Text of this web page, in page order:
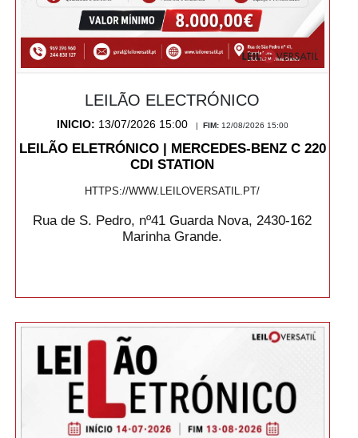
LEILÃO ELECTRÓNICO
INICIO: 13/07/2026 15:00 | FIM: 12/08/2026 15:00
LEILÃO ELETRÓNICO | MERCEDES-BENZ C 220
CDI STATION
HTTPS://WWW.LEILOVERSATIL.PT/
Rua de S. Pedro, nº41 Guarda Nova, 2430-162
Marinha Grande.